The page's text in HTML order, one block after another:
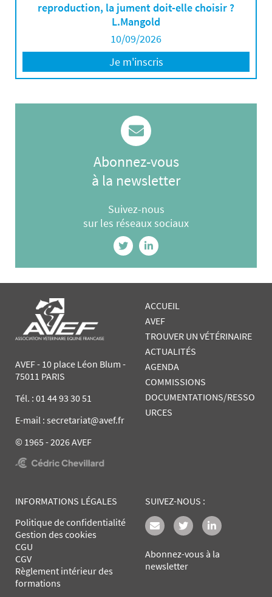
reproduction, la jument doit-elle choisir ?
L.Mangold
10/09/2026
Je m'inscris
Abonnez-vous
à la newsletter
Suivez-nous
sur les réseaux sociaux
AVEF - 10 place Léon Blum -
75011 PARIS
Tél. : 01 44 93 30 51
E-mail : secretariat@avef.fr
© 1965 - 2026 AVEF
ACCUEIL
AVEF
TROUVER UN VÉTÉRINAIRE
ACTUALITÉS
AGENDA
COMMISSIONS
DOCUMENTATIONS/RESSO
URCES
INFORMATIONS LÉGALES
Politique de confidentialité
Gestion des cookies
CGU
CGV
Règlement intérieur des
formations
SUIVEZ-NOUS :
Abonnez-vous à la
newsletter